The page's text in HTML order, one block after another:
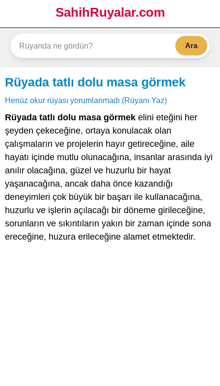
SahihRuyalar.com
Ara
Rüyada tatlı dolu masa görmek
Henüz okur rüyası yorumlanmadı (Rüyanı Yaz)
Rüyada tatlı dolu masa görmek elini eteğini her
şeyden çekeceğine, ortaya konulacak olan
çalışmaların ve projelerin hayır getireceğine, aile
hayatı içinde mutlu olunacağına, insanlar arasında iyi
anılır olacağına, güzel ve huzurlu bir hayat
yaşanacağına, ancak daha önce kazandığı
deneyimleri çok büyük bir başarı ile kullanacağına,
huzurlu ve işlerin açılacağı bir döneme girileceğine,
sorunların ve sıkıntıların yakın bir zaman içinde sona
ereceğine, huzura erileceğine alamet etmektedir.